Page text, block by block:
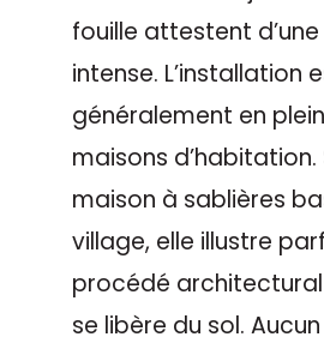
fouille attestent
intense. L’installation
généralement en
maisons d’habitation.
maison à sablières
village, elle illustre
procédé
se libère du sol.